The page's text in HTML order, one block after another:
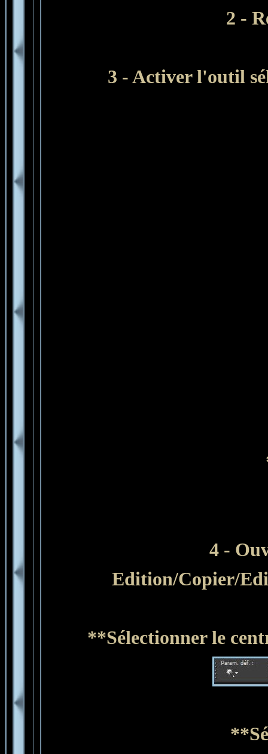
2 -
3 - Activer l'outil
4 -
Edition/Copier/
**Sélectionner le